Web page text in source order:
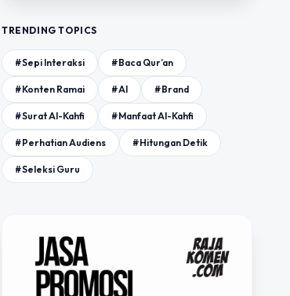
TRENDING TOPICS
#Sepi Interaksi #Baca Qur’an
#Konten Ramai #AI #Brand
#Surat Al-Kahfi #Manfaat Al-Kahfi
#Perhatian Audiens #Hitungan Detik
#Seleksi Guru